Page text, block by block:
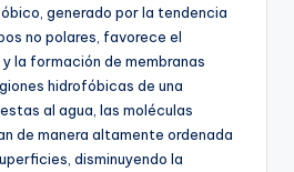
generado por la tendencia
no polares, favorece el
la formación de membranas
hidrofóbicas de una
al agua, las moléculas
de manera altamente ordenada
disminuyendo la